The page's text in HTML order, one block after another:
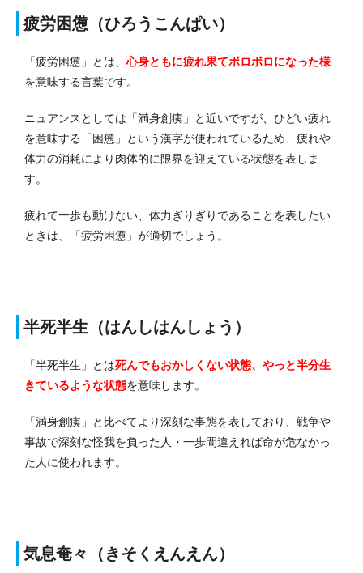
疲労困憊（ひろうこんぱい）
「疲労困憊」とは、 心身ともに疲れ果てボロボロになった様
を意味する言葉です。
ニュアンスとしては「満身創痍」と近いですが、ひどい疲れ
を意味する「困憊」という漢字が使われているため、疲れや
体力の消耗により肉体的に限界を迎えている状態を表しま
す。
疲れて一歩も動けない、体力ぎりぎりであることを表したい
ときは、「疲労困憊」が適切でしょう。
半死半生（はんしはんしょう）
「半死半生」とは死んでもおかしくない状態、やっと半分生
きているような状態を意味します。
「満身創痍」と比べてより深刻な事態を表しており、戦争や
事故で深刻な怪我を負った人・一歩間違えれば命が危なかっ
た人に使われます。
気息奄々（きそくえんえん）